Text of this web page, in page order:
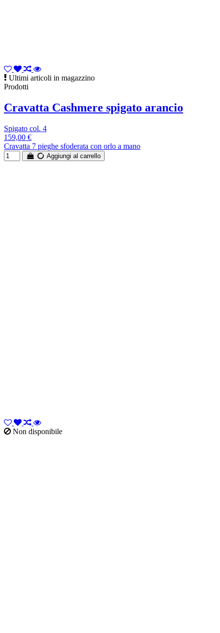
Ultimi articoli in magazzino
Prodotti
Cravatta Cashmere spigato arancio
Spigato col. 4
159,00 €
Cravatta 7 pieghe sfoderata con orlo a mano
Aggiungi al carrello
Non disponibile